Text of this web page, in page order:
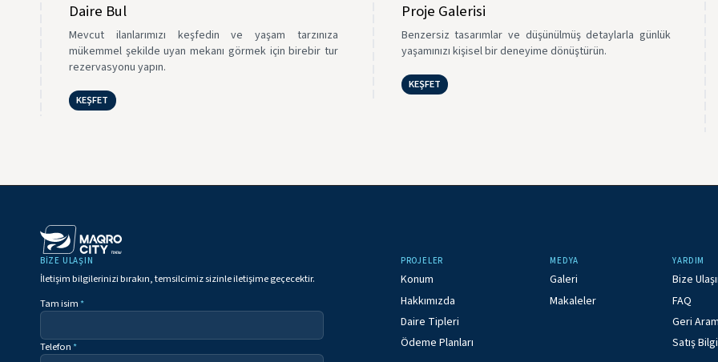
Daire Bul
Mevcut ilanlarımızı keşfedin ve yaşam tarzınıza
mükemmel şekilde uyan mekanı görmek için birebir tur
rezervasyonu yapın.
KEŞFET
Proje Galerisi
Benzersiz tasarımlar ve düşünülmüş detaylarla günlük
yaşamınızı kişisel bir deneyime dönüştürün.
KEŞFET
BIZE ULAŞIN
İletişim bilgilerinizi bırakın, temsilcimiz sizinle iletişime geçecektir.
Tam isim *
Telefon *
PROJELER
Konum
Hakkımızda
Daire Tipleri
Ödeme Planları
MEDYA
Galeri
Makaleler
YARDIM
Bize
FAQ
Geri
Satış